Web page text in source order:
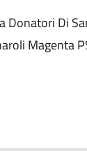
Donatori Di
Magenta